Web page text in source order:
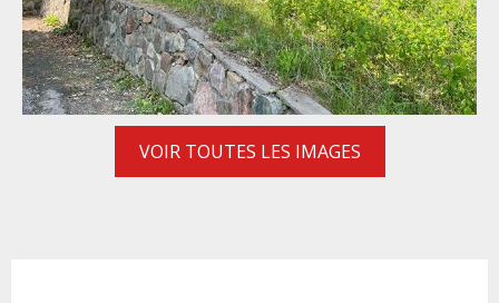
VOIR TOUTES LES IMAGES